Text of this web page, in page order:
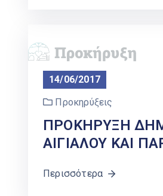
14/06/2017
Προκηρύξεις
ΠΡΟΚΗΡΥΞΗ
ΑΙΓΙΑΛΟΥ ΚΑΙ
Περισσότερα